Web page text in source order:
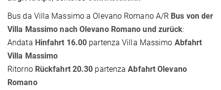
Bus da Villa Massimo a Olevano Romano A/R Bus von der
Villa Massimo nach Olevano Romano und zurück:
Andata Hinfahrt 16.00 partenza Villa Massimo Abfahrt
Villa Massimo
Ritorno Rückfahrt 20.30 partenzaAbfahrt Olevano
Romano